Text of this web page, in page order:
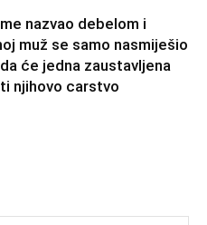
nazvao debelom i
muž se samo nasmiješio
će jedna zaustavljena
njihovo carstvo